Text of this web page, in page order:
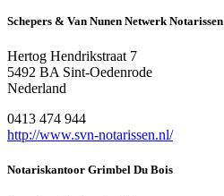
Schepers & Van Nunen Netwerk Notarissen
Hertog Hendrikstraat 7
5492 BA Sint-Oedenrode
Nederland
0413 474 944
http://www.svn-notarissen.nl/
Notariskantoor Grimbel Du Bois